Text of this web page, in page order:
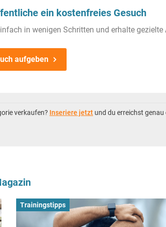
ein kostenfreies Gesuch
in wenigen Schritten und erhalte gezielte
aufgeben
verkaufen? Inseriere jetzt und du erreichst
Trainingstipps